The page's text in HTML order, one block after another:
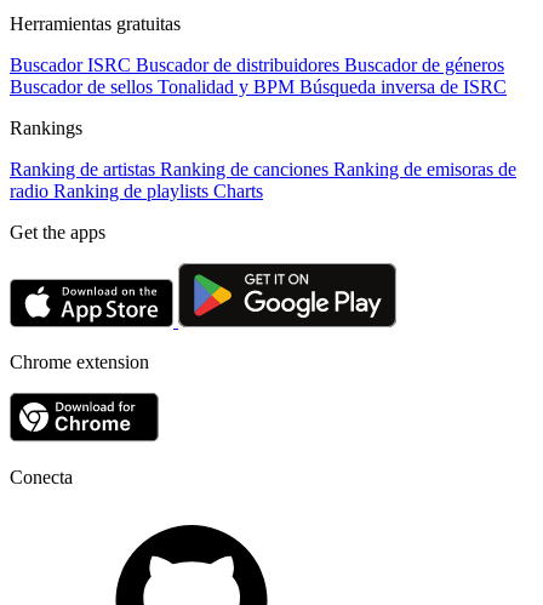
Herramientas gratuitas
Buscador ISRC Buscador de distribuidores Buscador de géneros
Buscador de sellos Tonalidad y BPM Búsqueda inversa de ISRC
Rankings
Ranking de artistas Ranking de canciones Ranking de emisoras de
radio Ranking de playlists Charts
Get the apps
Chrome extension
Conecta